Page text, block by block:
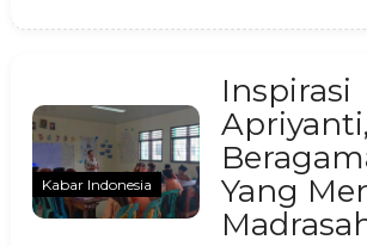
Kabar Indonesia
Inspirasi
Yang